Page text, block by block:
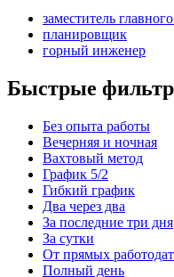
заместитель
планировщик
горный инженер
Быстрые
Без опыта работы
Вечерняя и ночная
Вахтовый метод
График 5/2
Гибкий график
Два через два
За последние три дня
За сутки
От прямых
Полный день